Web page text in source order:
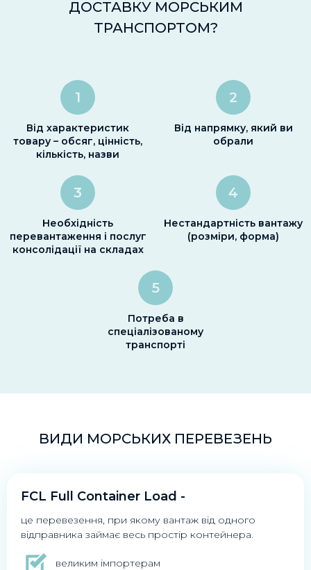
ДОСТАВКУ МОРСЬКИМ
ТРАНСПОРТОМ?
1
Від характеристик
товару – обсяг, цінність,
кількість, назви
2
Від напрямку, який ви
обрали
3
Необхідність
перевантаження і послуг
консолідації на складах
4
Нестандартність вантажу
(розміри, форма)
5
Потреба в
спеціалізованому
транспорті
ВИДИ МОРСЬКИХ ПЕРЕВЕЗЕНЬ
FCL Full Container Load -
це перевезення, при якому вантаж від одного
відправника займає весь простір контейнера.
великим імпортерам